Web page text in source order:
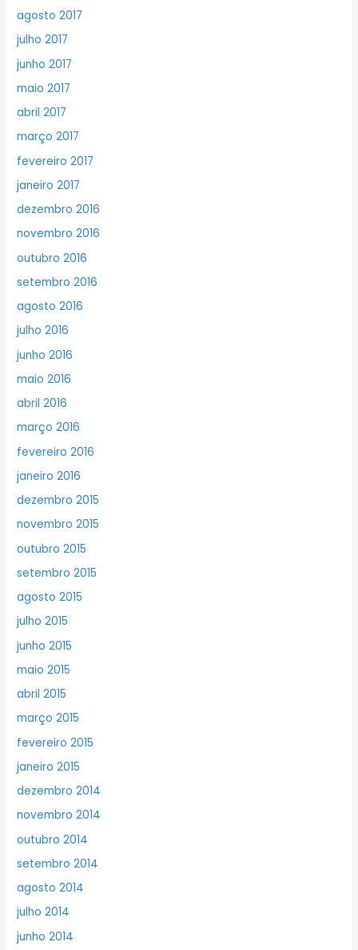
agosto 2017
julho 2017
junho 2017
maio 2017
abril 2017
março 2017
fevereiro 2017
janeiro 2017
dezembro 2016
novembro 2016
outubro 2016
setembro 2016
agosto 2016
julho 2016
junho 2016
maio 2016
abril 2016
março 2016
fevereiro 2016
janeiro 2016
dezembro 2015
novembro 2015
outubro 2015
setembro 2015
agosto 2015
julho 2015
junho 2015
maio 2015
abril 2015
março 2015
fevereiro 2015
janeiro 2015
dezembro 2014
novembro 2014
outubro 2014
setembro 2014
agosto 2014
julho 2014
junho 2014